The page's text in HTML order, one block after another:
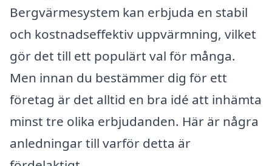
Bergvärmesystem kan erbjuda en stabil
och kostnadseffektiv uppvärmning, vilket
gör det till ett populärt val för många.
Men innan du bestämmer dig för ett
företag är det alltid en bra idé att inhämta
minst tre olika erbjudanden. Här är några
anledningar till varför detta är